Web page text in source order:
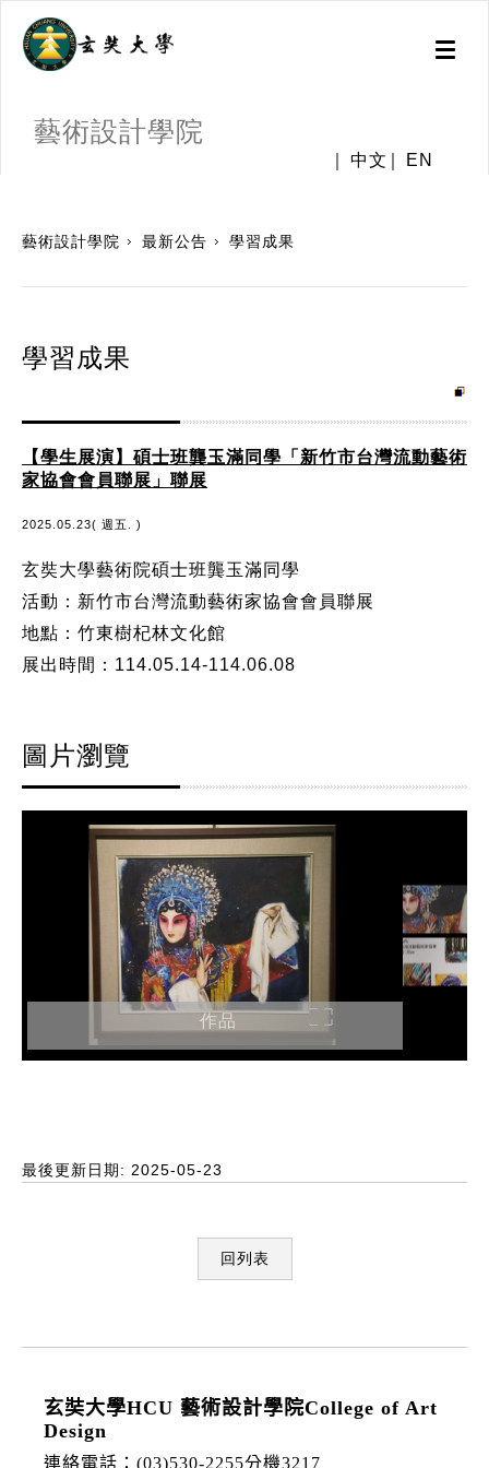
Toggle
藝術設計學院
中文 EN
藝術設計學院 最新公告 學習成果
學習成果
【學生展演】碩士班龔玉滿同學「新竹市台灣流動藝術
家協會會員聯展」聯展
2025.05.23( 週五. )
玄奘大學藝術院碩士班龔玉滿同學
活動：新竹市台灣流動藝術家協會會員聯展
地點：竹東樹杞林文化館
展出時間：114.05.14-114.06.08
圖片瀏覽
作品
最後更新日期: 2025-05-23
回列表
玄奘大學HCU 藝術設計學院College of Art
Design
連絡電話：(03)530-2255分機3217